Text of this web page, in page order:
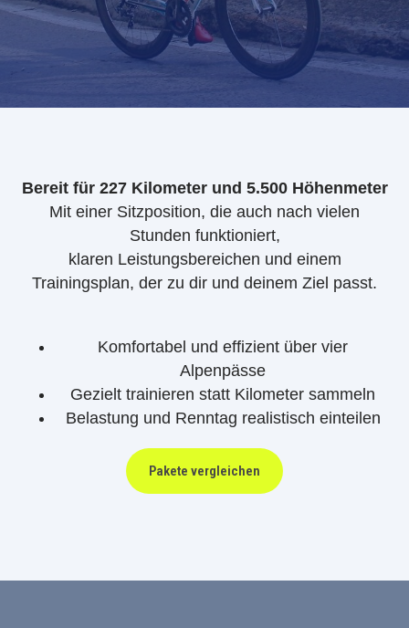
Bereit für 227 Kilometer und 5.500 Höhenmeter
Mit einer Sitzposition, die auch nach vielen
Stunden funktioniert,
klaren Leistungsbereichen und einem
Trainingsplan, der zu dir und deinem Ziel passt.
Komfortabel und effizient über vier
Alpenpässe
Gezielt trainieren statt Kilometer sammeln
Belastung und Renntag realistisch einteilen
Pakete vergleichen